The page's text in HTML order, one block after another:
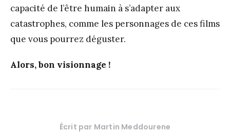
capacité de l’être humain à s’adapter aux
catastrophes, comme les personnages de ces films
que vous pourrez déguster.
Alors, bon visionnage !
Écrit par Martin Meddourene